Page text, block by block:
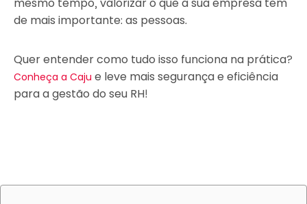
de mais importante: as pessoas.
Quer entender como tudo isso funciona na prática?
Conheça a Caju e leve mais segurança e eficiência
para a gestão do seu RH!